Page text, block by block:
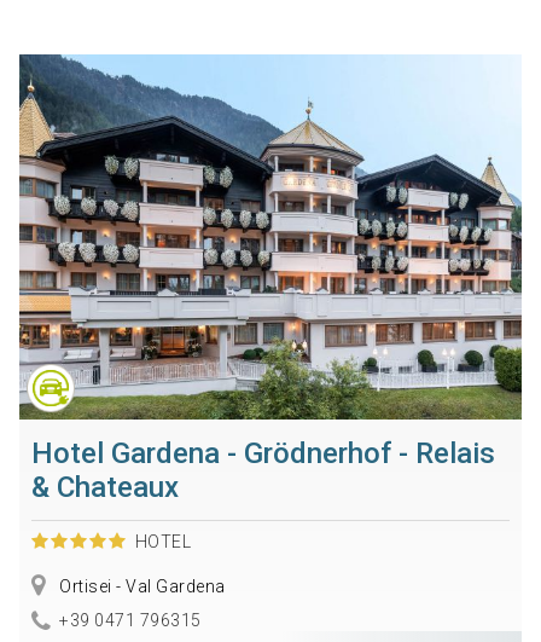
Hotel Gardena - Grödnerhof - Relais
& Chateaux
HOTEL
Ortisei - Val Gardena
+39 0471 796315